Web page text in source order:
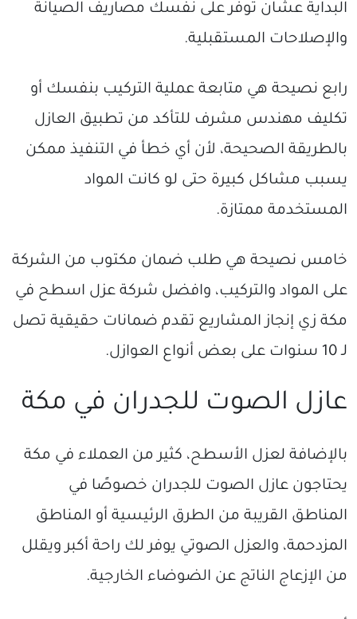
البداية عشان توفر على نفسك مصاريف الصيانة
والإصلاحات المستقبلية.
رابع نصيحة هي متابعة عملية التركيب بنفسك أو
تكليف مهندس مشرف للتأكد من تطبيق العازل
بالطريقة الصحيحة، لأن أي خطأ في التنفيذ ممكن
يسبب مشاكل كبيرة حتى لو كانت المواد
المستخدمة ممتازة.
خامس نصيحة هي طلب ضمان مكتوب من الشركة
على المواد والتركيب، وافضل شركة عزل اسطح في
مكة زي إنجاز المشاريع تقدم ضمانات حقيقية تصل
لـ 10 سنوات على بعض أنواع العوازل.
عازل الصوت للجدران في مكة
بالإضافة لعزل الأسطح، كثير من العملاء في مكة
يحتاجون عازل الصوت للجدران خصوصًا في
المناطق القريبة من الطرق الرئيسية أو المناطق
المزدحمة، والعزل الصوتي يوفر لك راحة أكبر ويقلل
من الإزعاج الناتج عن الضوضاء الخارجية.